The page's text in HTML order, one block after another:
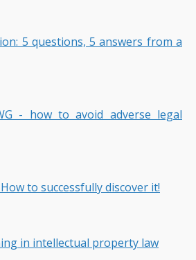
5 questions, 5 answers from a
- how to avoid adverse legal
to successfully discover it!
in intellectual property law